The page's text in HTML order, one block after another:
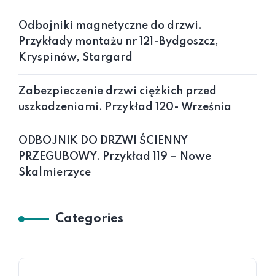
Odbojniki magnetyczne do drzwi.
Przykłady montażu nr 121-Bydgoszcz,
Kryspinów, Stargard
Zabezpieczenie drzwi ciężkich przed
uszkodzeniami. Przykład 120- Września
ODBOJNIK DO DRZWI ŚCIENNY
PRZEGUBOWY. Przykład 119 – Nowe
Skalmierzyce
Categories